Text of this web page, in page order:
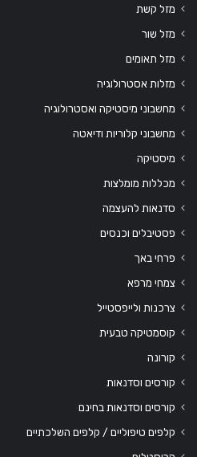
מזל קשת
מזל שור
מזל תאומים
מזלות אסטרולוגיה
מחשבוני מיסטיקה ואסטרולוגיה
מחשבוני קלוריות ודיאטה
מיסטיקה
מכללות מומלצות
סדנאות להעצמה
פסטיבלים וכנסים
פרחי באך
צמחי מרפא
צרכנות ולייפסטייל
קוסמטיקה טבעית
קורונה
קורסים וסדנאות
קורסים וסדנאות בחינם
קלפים טיפוליים / קלפים השלכתיים